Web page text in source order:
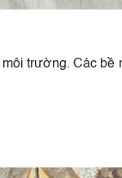
trường. Các